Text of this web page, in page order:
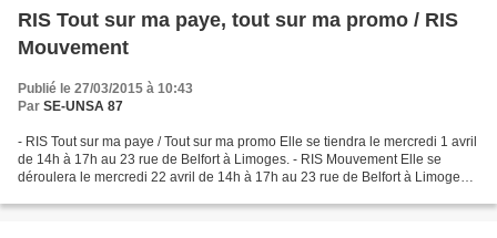
RIS Tout sur ma paye, tout sur ma promo / RIS
Mouvement
Publié le 27/03/2015 à 10:43
Par SE-UNSA 87
- RIS Tout sur ma paye / Tout sur ma promo Elle se tiendra le mercredi 1 avril
de 14h à 17h au 23 rue de Belfort à Limoges. - RIS Mouvement Elle se
déroulera le mercredi 22 avril de 14h à 17h au 23 rue de Belfort à Limoges. -